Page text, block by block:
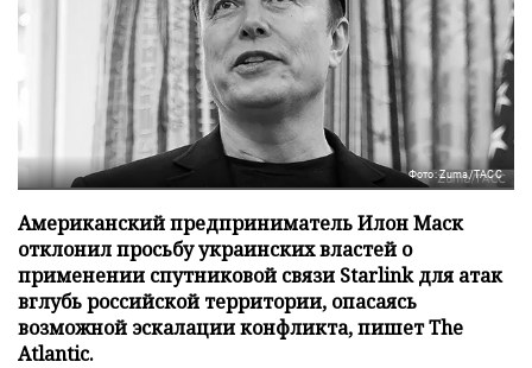
Фото: Zuma/ТАСС
Американский предприниматель Илон Маск
отклонил просьбу украинских властей о
применении спутниковой связи Starlink для атак
вглубь российской территории, опасаясь
возможной эскалации конфликта, пишет The
Atlantic.